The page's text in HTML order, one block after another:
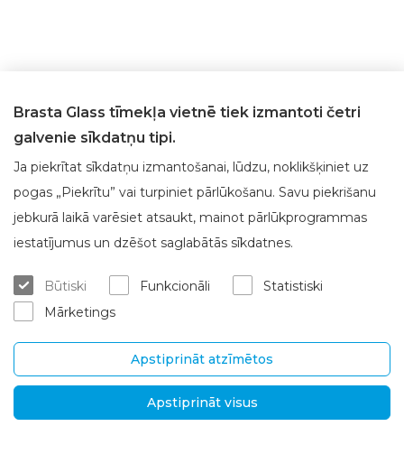
Par Brasta Glass
Karjera
Kontakti
Klientu apkalpošana
Mērījumi un konsultācijas
Garantijas un pēcgarantijas se
rviss
Piegāde un atgriešana
Brasta Glass tīmekļa vietnē tiek izmantoti četri
galvenie sīkdatņu tipi.
Ja piekrītat sīkdatņu izmantošanai, lūdzu, noklikšķiniet uz
pogas „Piekrītu” vai turpiniet pārlūkošanu. Savu piekrišanu
jebkurā laikā varēsiet atsaukt, mainot pārlūkprogrammas
iestatījumus un dzēšot saglabātās sīkdatnes.
Būtiski Funkcionāli
Statistiski
Mārketings
Apstiprināt atzīmētos
Apstiprināt visus